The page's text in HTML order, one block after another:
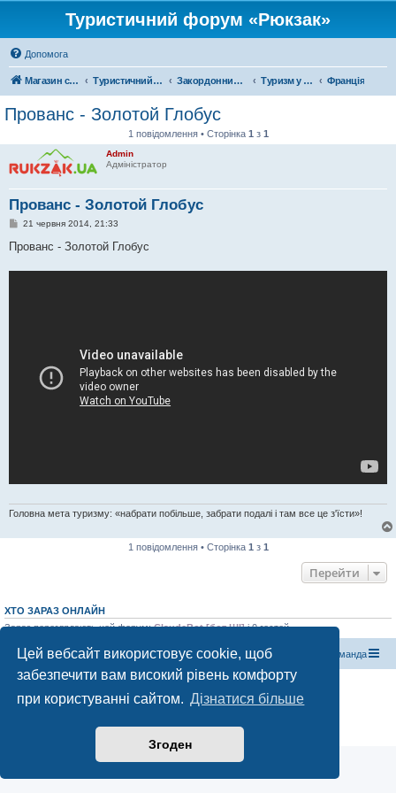
Цей вебсайт використовує cookie, щоб
забезпечити вам високий рівень комфорту
при користуванні сайтом. Дізнатися більше
Згоден
Туристичний форум «Рюкзак»
Допомога
Магазин спорядження Туристичний форум «Рюкзак» Закордонний туризм Туризм у Європі Франція
Прованс - Золотой Глобус
1 повідомлення • Сторінка 1 з 1
Admin
Адміністратор
Прованс - Золотой Глобус
П
в
21 червня 2014, 21:33
Прованс - Золотой Глобус
Головна мета туризму: «набрати побільше, забрати подалі і там все це з'їсти»!
1 повідомлення • Сторінка 1 з 1
Перейти
ХТО ЗАРАЗ ОНЛАЙН
Зараз переглядають цей форум:ClaudeBot [бот ШІ]і 0 гостей
Магазин спорядження Туристичний форум «Рюкзак» Команда
Працює на phpBB® Forum Software © phpBB Limited
Конфіденційність| Умови